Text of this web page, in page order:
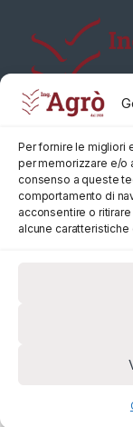
Per fornire le migliori
per memorizzare e/o
consenso a queste
comportamento di
acconsentire o
alcune caratteristiche